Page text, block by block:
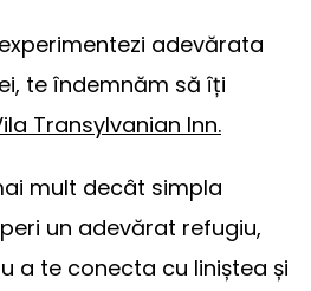
adevărata
te îndemnăm să îți
Transylvanian Inn.
mult decât simpla
un adevărat refugiu,
a te conecta cu liniștea și